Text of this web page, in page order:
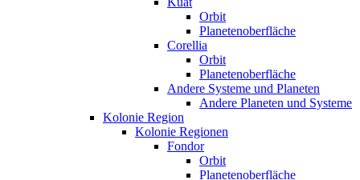
Orbit
Planetenoberfläche
Corellia
Orbit
Planetenoberfläche
Andere Systeme und Planeten
Andere Planeten und Systeme
Kolonie Region
Kolonie Regionen
Fondor
Orbit
Planetenoberfläche